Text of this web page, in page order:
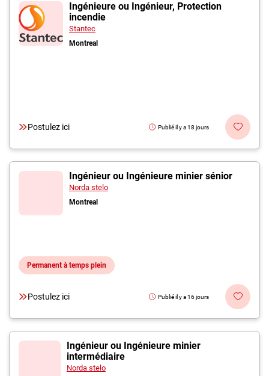
Ingénieure ou Ingénieur, Protection
incendie
Stantec
Montreal
Postulez ici Publié il y a 18 jours
Ingénieur ou Ingénieure minier sénior
Norda stelo
Montreal
Permanent à temps plein
Postulez ici Publié il y a 16 jours
Ingénieur ou Ingénieure minier
intermédiaire
Norda stelo